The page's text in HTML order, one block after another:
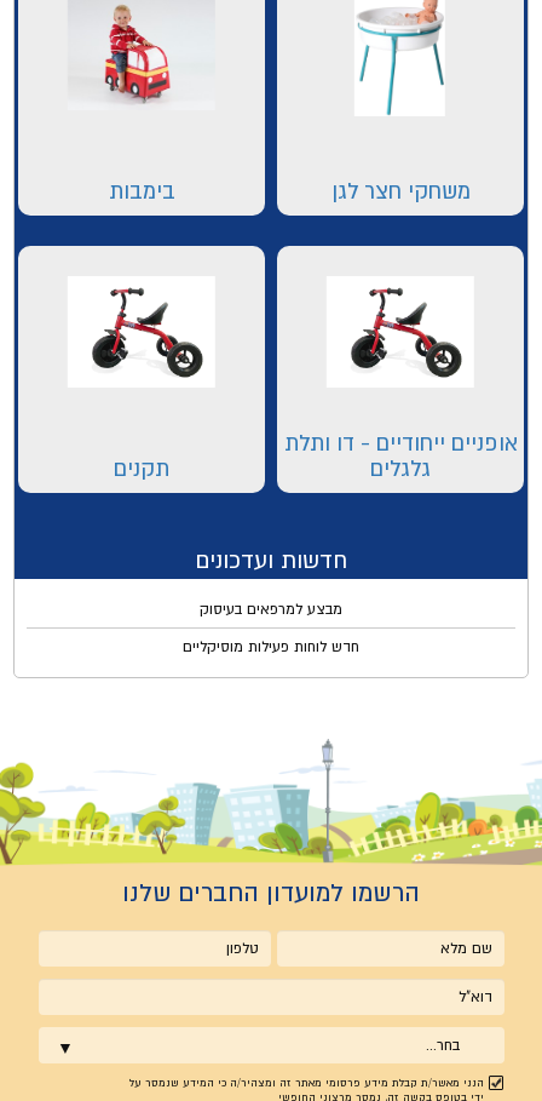
משחקי חצר לגן בימבות
אופניים ייחודיים - דו ותלת
גלגלים
תקנים
חדשות ועדכונים
מבצע למרפאים בעיסוק
חדש לוחות פעילות מוסיקליים
הרשמו למועדון החברים שלנו
שם
מלא
טלפון
אימייל
בחר...
הנני מאשר/ת קבלת מידע פרסומי מאתר זה ומצהיר/ה כי המידע שנמסר על
ידי בטופס בקשה זה, נמסר מרצוני החופשי